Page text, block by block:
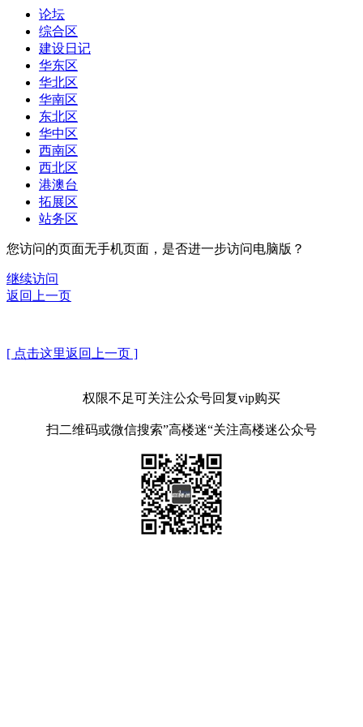
论坛
综合区
建设日记
华东区
华北区
华南区
东北区
华中区
西南区
西北区
港澳台
拓展区
站务区
您访问的页面无手机页面，是否进一步访问电脑版？
继续访问
返回上一页
[ 点击这里返回上一页 ]
权限不足可关注公众号回复vip购买
扫二维码或微信搜索”高楼迷“关注高楼迷公众号